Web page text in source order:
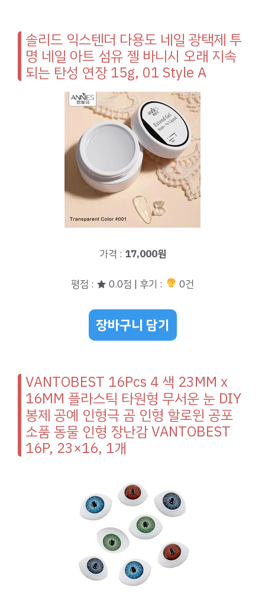
솔리드 익스텐더 다용도 네일 광택제 투
명 네일 아트 섬유 젤 바니시 오래 지속
되는 탄성 연장 15g, 01 Style A
가격 : 17,000원
평점 : ★ 0.0점 | 후기 : 0건
장바구니 담기
VANTOBEST 16Pcs 4 색 23MM x
16MM 플라스틱 타원형 무서운 눈 DIY
봉제 공예 인형극 곰 인형 할로윈 공포
소품 동물 인형 장난감 VANTOBEST
16P, 23×16, 1개